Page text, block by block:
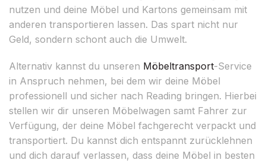
nutzen und deine Möbel und Kartons gemeinsam mit
anderen transportieren lassen. Das spart nicht nur
Geld, sondern schont auch die Umwelt.
Alternativ kannst du unseren Möbeltransport-Service
in Anspruch nehmen, bei dem wir deine Möbel
professionell und sicher nach Reading bringen. Hierbei
stellen wir dir unseren Möbelwagen samt Fahrer zur
Verfügung, der deine Möbel fachgerecht verpackt und
transportiert. Du kannst dich entspannt zurücklehnen
und dich darauf verlassen, dass deine Möbel in besten